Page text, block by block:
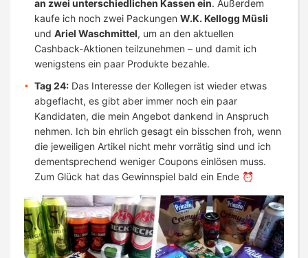
an zwei unterschiedlichen Kassen ein. Außerdem
kaufe ich noch zwei Packungen W.K. Kellogg Müsli
und Ariel Waschmittel, um an den aktuellen
Cashback-Aktionen teilzunehmen – und damit ich
wenigstens ein paar Produkte bezahle.
Tag 24: Das Interesse der Kollegen ist wieder etwas
abgeflacht, es gibt aber immer noch ein paar
Kandidaten, die mein Angebot dankend in Anspruch
nehmen. Ich bin ehrlich gesagt ein bisschen froh, wenn
die jeweiligen Artikel nicht mehr vorrätig sind und ich
dementsprechend weniger Coupons einlösen muss.
Zum Glück hat das Gewinnspiel bald ein Ende ⏰